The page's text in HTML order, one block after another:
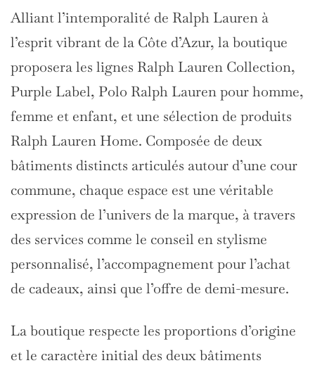
Alliant l’intemporalité de Ralph Lauren à
l’esprit vibrant de la Côte d’Azur, la boutique
proposera les lignes Ralph Lauren Collection,
Purple Label, Polo Ralph Lauren pour homme,
femme et enfant, et une sélection de produits
Ralph Lauren Home. Composée de deux
bâtiments distincts articulés autour d’une cour
commune, chaque espace est une véritable
expression de l’univers de la marque, à travers
des services comme le conseil en stylisme
personnalisé, l’accompagnement pour l’achat
de cadeaux, ainsi que l’offre de demi-mesure.
La boutique respecte les proportions d’origine
et le caractère initial des deux bâtiments